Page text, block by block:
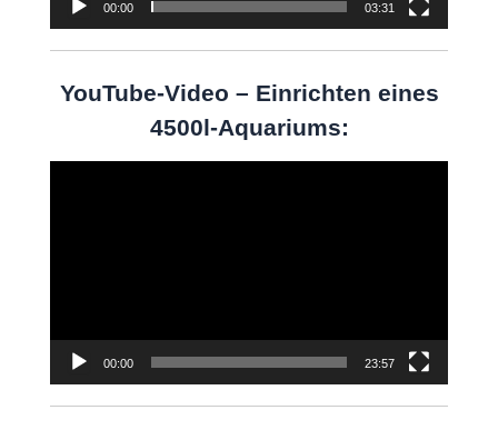
00:00 03:31
YouTube-Video – Einrichten eines
4500l-Aquariums:
00:00 23:57